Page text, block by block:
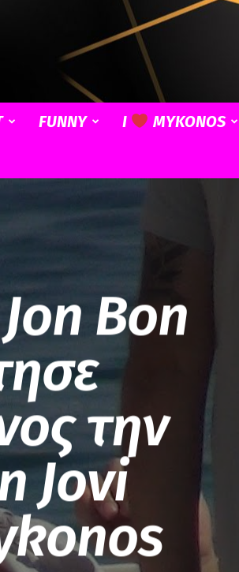
FUNNY I
MYKONOS
Bon
την
Jovi